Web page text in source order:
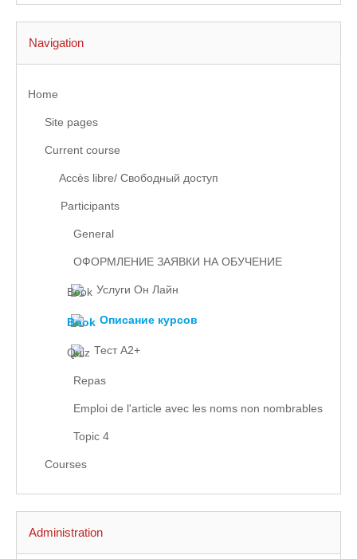
Navigation
Home
Site pages
Current course
Accès libre/ Свободный доступ
Participants
General
ОФОРМЛЕНИЕ ЗАЯВКИ НА ОБУЧЕНИЕ
Услуги Он Лайн
Описание курсов
Тест А2+
Repas
Emploi de l'article avec les noms non nombrables
Topic 4
Courses
Administration